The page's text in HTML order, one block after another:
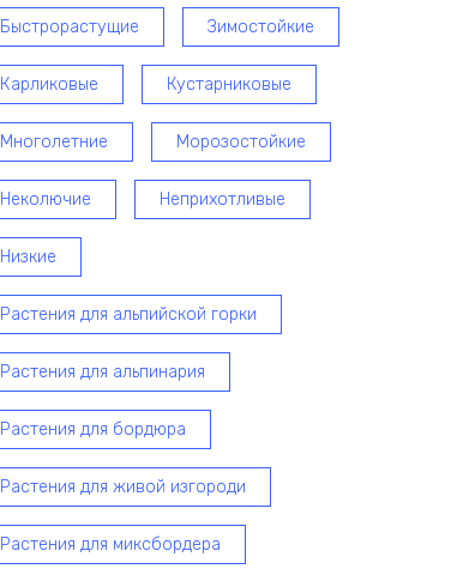
Быстрорастущие Зимостойкие
Карликовые Кустарниковые
Многолетние Морозостойкие
Неколючие Неприхотливые
Низкие
Растения для альпийской горки
Растения для альпинария
Растения для бордюра
Растения для живой изгороди
Растения для миксбордера